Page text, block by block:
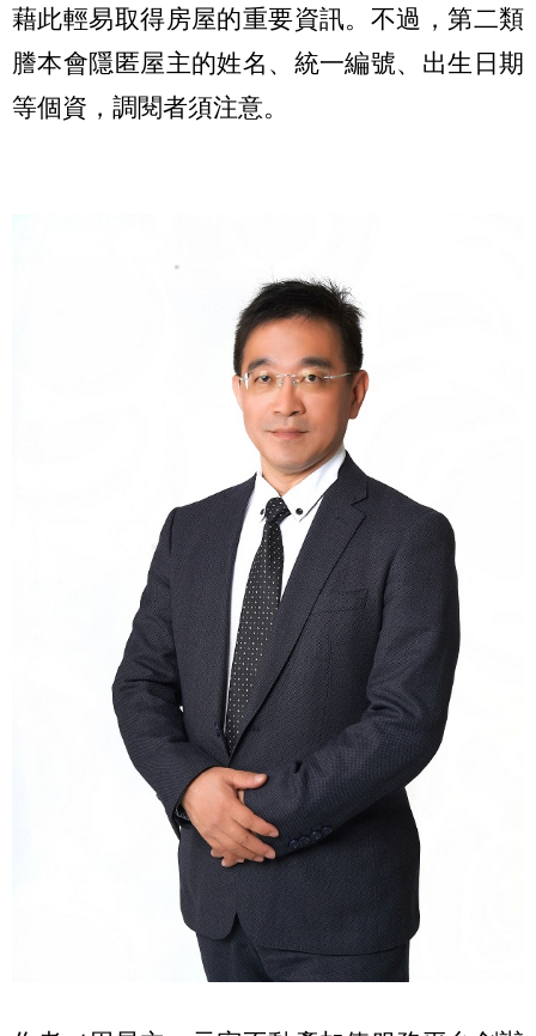
藉此輕易取得房屋的重要資訊。不過，第二類
謄本會隱匿屋主的姓名、統一編號、出生日期
等個資，調閱者須注意。